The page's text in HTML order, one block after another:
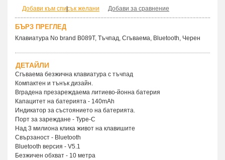
Добави към списък желани
| Добави за сравнение
БЪРЗ ПРЕГЛЕД
Клавиатура No brand B089T, Тъчпад, Сгъваема, Bluetooth, Черен
ДЕТАЙЛИ
Сгъваема безжична клавиатура с тъчпад
Компактен и тънък дизайн.
Вградена презареждаема литиево-йонна батерия
Капацитет на батерията - 140mAh
Индикатор за състоянието на батерията.
Порт за зареждане - Type-C
Над 3 милиона клика живот на клавишите
Свързаност - Bluetooth
Bluetooth версия - V5.1
Безжичен обхват - 10 метра